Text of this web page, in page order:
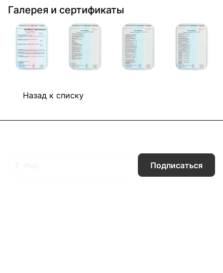
Галерея и сертификаты
Назад к списку
Подписаться